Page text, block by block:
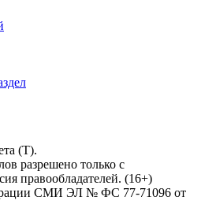
(Т).
разрешено только с
правообладателей. (16+)
СМИ ЭЛ № ФС 77-71096 от